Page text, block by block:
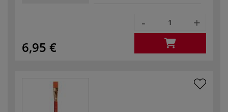
6,95 €
- +